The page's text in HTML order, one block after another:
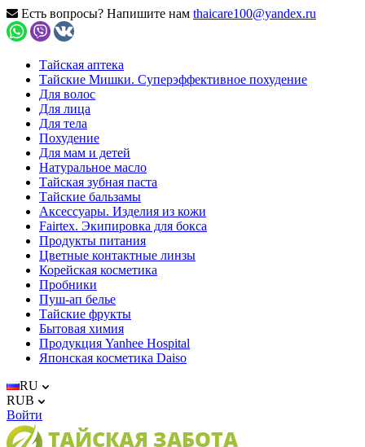
Есть вопросы? Напишите нам thaicare100@yandex.ru
Тайская аптека
Тайские Мишки. Суперэффективное похудение
Для волос
Для лица
Для тела
Похудение
Для мам и детей
Натуральное масло
Тайская зубная паста
Тайские бальзамы
Аксессуары. Изделия из кожи
Fairtex. Экипировка для бокса
Продукты питания
Цветные контактные линзы
Корейская косметика
Пробники
Пуш-ап белье
Тайские фрукты
Бытовая химия
Продукция Yanhee Hospital
Японская косметика Daiso
RU
RUB
Войти